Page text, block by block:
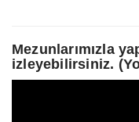
Mezunlarımızla
izleyebilirsiniz.